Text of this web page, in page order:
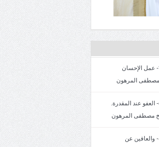
خطبة الجمعة: سمات المتقين: ٦- عمل الإحسان
خطبة الجمعة: سمات المتقين: ٥- العفو عند المقدرة.
خطبة الجمعة: سمات المتقين: ٤- والعافين عن